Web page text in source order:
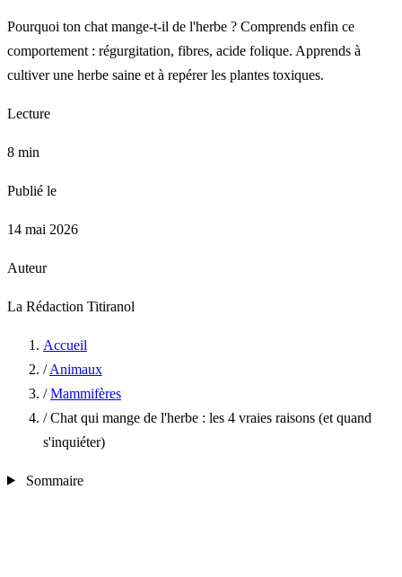
Pourquoi ton chat mange-t-il de l'herbe ? Comprends enfin ce
comportement : régurgitation, fibres, acide folique. Apprends à
cultiver une herbe saine et à repérer les plantes toxiques.
Lecture
8 min
Publié le
14 mai 2026
Auteur
La Rédaction Titiranol
Accueil
/ Animaux
/ Mammifères
/ Chat qui mange de l'herbe : les 4 vraies raisons (et quand
s'inquiéter)
Sommaire